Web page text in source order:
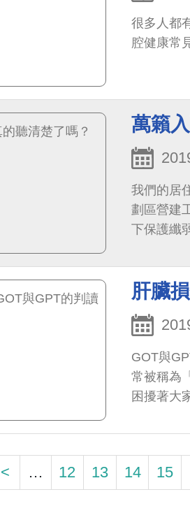
很多人都
腔健康常
萬籟
我們的居
劃區營建
下保護纖
肝臟
GOT與
常被稱為
困擾著大
< … 12 13 14 15